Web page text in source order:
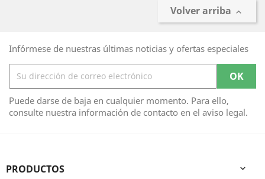
Volver arriba 
Infórmese de nuestras últimas noticias y ofertas especiales
Puede darse de baja en cualquier momento. Para ello,
consulte nuestra información de contacto en el aviso legal.
PRODUCTOS 